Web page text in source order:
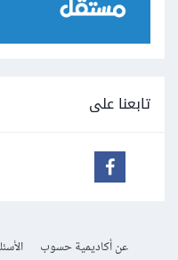
تابعنا على
عن أكاديمية حسوب